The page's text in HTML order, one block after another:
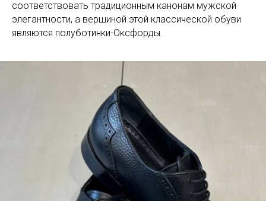
соответствовать традиционным канонам мужской
элегантности, а вершиной этой классической обуви
являются полуботинки-Оксфорды.